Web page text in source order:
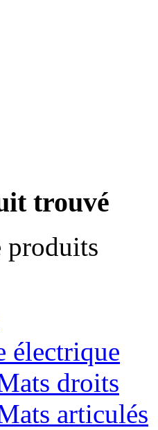
trouvé
produits
électrique
droits
articulés